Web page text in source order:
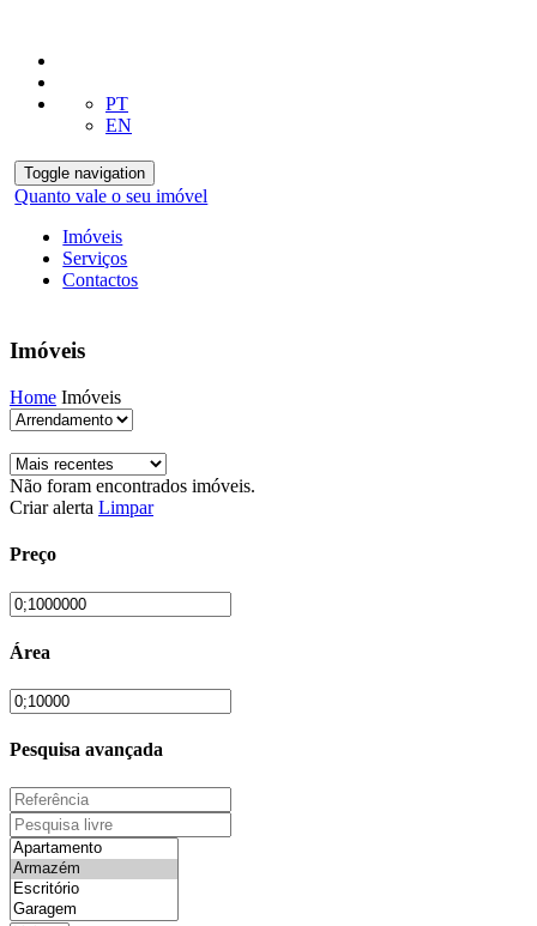
PT
EN
Toggle navigation
Quanto vale o seu imóvel
Imóveis
Serviços
Contactos
Imóveis
Home Imóveis
Não foram encontrados imóveis.
Criar alerta Limpar
Preço
Área
Pesquisa avançada